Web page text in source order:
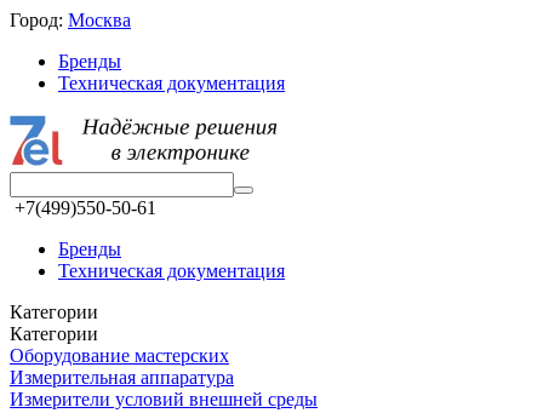
Город: Москва
Бренды
Техническая документация
+7(499)550-50-61
Бренды
Техническая документация
Категории
Категории
Оборудование мастерских
Измерительная аппаратура
Измерители условий внешней среды